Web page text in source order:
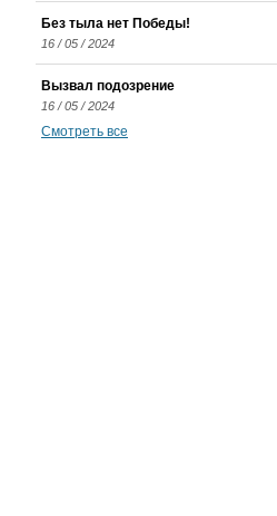
Без тыла нет Победы!
16 / 05 / 2024
Вызвал подозрение
16 / 05 / 2024
Смотреть все